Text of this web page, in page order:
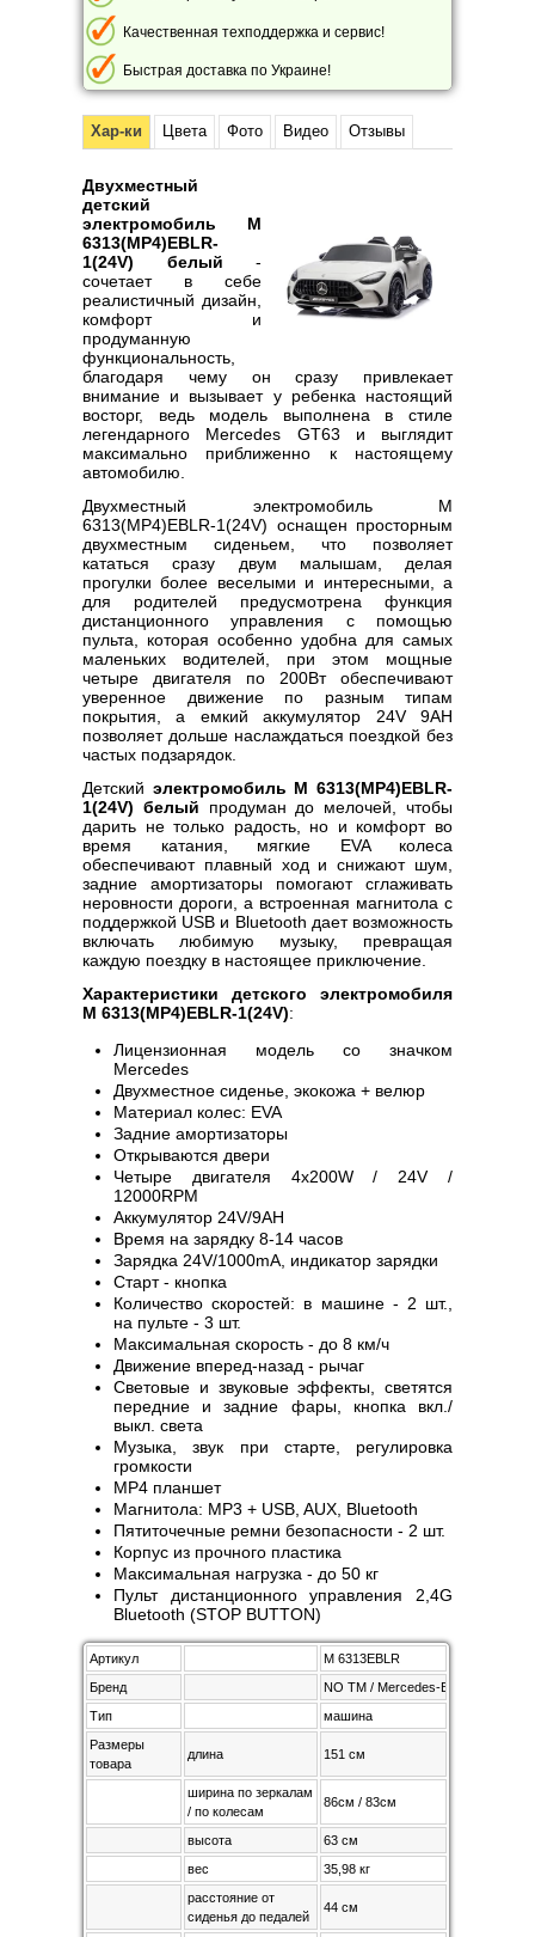
Качественная техподдержка и сервис!
Быстрая доставка по Украине!
Хар-ки Цвета Фото Видео Отзывы
Двухместный
детский
электромобиль M
6313(MP4)EBLR-
1(24V) белый -
сочетает в себе
реалистичный дизайн,
комфорт и
продуманную
функциональность,
благодаря чему он сразу привлекает
внимание и вызывает у ребенка настоящий
восторг, ведь модель выполнена в стиле
легендарного Mercedes GT63 и выглядит
максимально приближенно к настоящему
автомобилю.
Двухместный электромобиль M
6313(MP4)EBLR-1(24V) оснащен просторным
двухместным сиденьем, что позволяет
кататься сразу двум малышам, делая
прогулки более веселыми и интересными, а
для родителей предусмотрена функция
дистанционного управления с помощью
пульта, которая особенно удобна для самых
маленьких водителей, при этом мощные
четыре двигателя по 200Вт обеспечивают
уверенное движение по разным типам
покрытия, а емкий аккумулятор 24V 9AH
позволяет дольше наслаждаться поездкой без
частых подзарядок.
Детский электромобиль M 6313(MP4)EBLR-
1(24V) белый продуман до мелочей, чтобы
дарить не только радость, но и комфорт во
время катания, мягкие EVA колеса
обеспечивают плавный ход и снижают шум,
задние амортизаторы помогают сглаживать
неровности дороги, а встроенная магнитола с
поддержкой USB и Bluetooth дает возможность
включать любимую музыку, превращая
каждую поездку в настоящее приключение.
Характеристики детского электромобиля
M 6313(MP4)EBLR-1(24V):
Лицензионная модель со значком
Mercedes
Двухместное сиденье, экокожа + велюр
Материал колес: EVA
Задние амортизаторы
Открываются двери
Четыре двигателя 4х200W / 24V /
12000RPM
Аккумулятор 24V/9AH
Время на зарядку 8-14 часов
Зарядка 24V/1000mA, индикатор зарядки
Старт - кнопка
Количество скоростей: в машине - 2 шт.,
на пульте - 3 шт.
Максимальная скорость - до 8 км/ч
Движение вперед-назад - рычаг
Световые и звуковые эффекты, светятся
передние и задние фары, кнопка вкл./
выкл. света
Музыка, звук при старте, регулировка
громкости
MP4 планшет
Магнитола: MP3 + USB, AUX, Bluetooth
Пятиточечные ремни безопасности - 2 шт.
Корпус из прочного пластика
Максимальная нагрузка - до 50 кг
Пульт дистанционного управления 2,4G
Bluetooth (STOP BUTTON)
Артикул
M 6313EBLR
Бренд
NO TM / Mercedes-Benz
Тип
машина
Размеры
товара
длина 151 см
ширина по зеркалам
/ по колесам
86см / 83см
высота
63 см
вес
35,98 кг
расстояние от
сиденья до педалей
44 см